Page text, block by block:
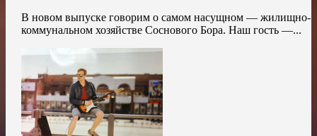
В новом выпуске говорим о самом насущном — жилищно-
коммунальном хозяйстве Соснового Бора. Наш гость —...